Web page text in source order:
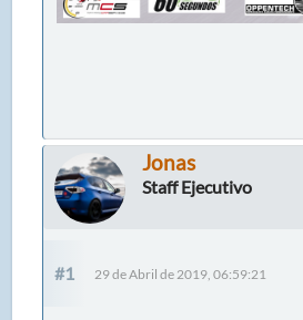
Jonas
Staff Ejecutivo
#1 29 de Abril de 2019, 06:59:21